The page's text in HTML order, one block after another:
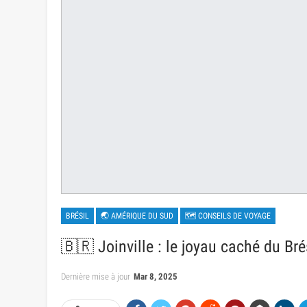
BRÉSIL 🌏 AMÉRIQUE DU SUD 🗺 CONSEILS DE VOYAGE
🇧🇷 Joinville : le joyau caché du
Dernière mise à jour Mar 8, 2025